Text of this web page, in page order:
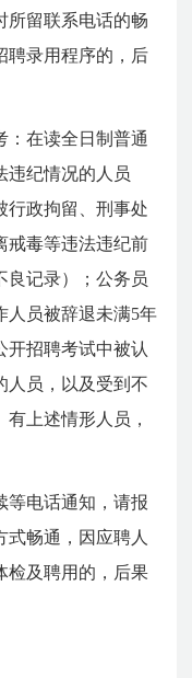
所留联系电话的畅
聘录用程序的，后
：在读全日制普通
违纪情况的人员
行政拘留、刑事处
戒毒等违法违纪前
良记录）；公务员
人员被辞退未满5年
开招聘考试中被认
人员，以及受到不
上述情形人员，
等电话通知，请报
畅通，因应聘人
检及聘用的，后果